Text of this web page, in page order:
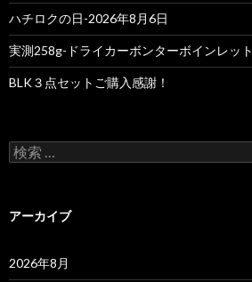
ハチロクの日-2026年8月6日
実測258g-ドライカーボンターボインレット
BLK３点セットご購入感謝！
検
索
アーカイブ
2026年8月